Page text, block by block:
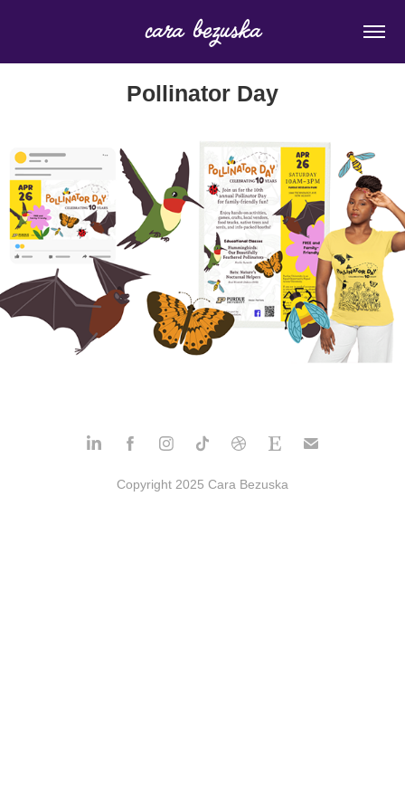
cara bezuska
Pollinator Day
Copyright 2025 Cara Bezuska